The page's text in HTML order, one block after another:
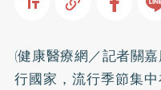
(健康醫療網／記者關
行國家，流行季節集